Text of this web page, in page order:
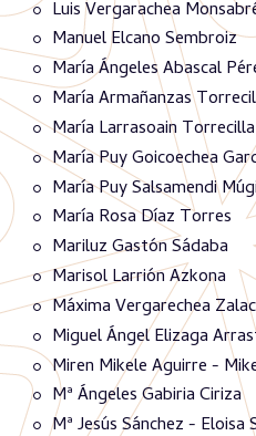
Luis Vergarachea
Manuel Elcano Sembroiz
María Ángeles Abascal
María Armañanzas
María Larrasoain Torrecilla
María Puy Goicoechea
María Puy Salsamendi
María Rosa Díaz Torres
Mariluz Gastón Sádaba
Marisol Larrión Azkona
Máxima Vergarechea
Miguel Ángel Elizaga
Miren Mikele Aguirre -
Mª Ángeles Gabiria Ciriza
Mª Jesús Sánchez - Eloisa